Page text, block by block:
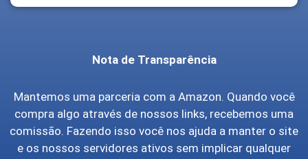
Nota de Transparência
Mantemos uma parceria com a Amazon. Quando você
compra algo através de nossos links, recebemos uma
comissão. Fazendo isso você nos ajuda a manter o site
e os nossos servidores ativos sem implicar qualquer